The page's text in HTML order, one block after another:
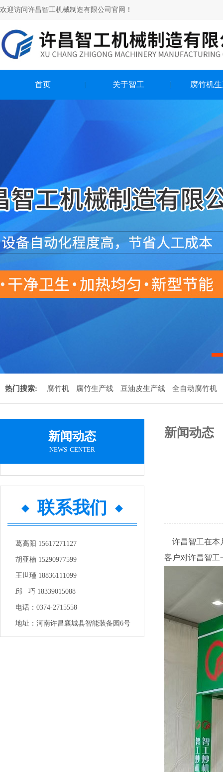
欢迎访问许昌智工机械制造有限公司官网！
首页 关于智工 腐竹机
热门搜索: 腐竹机 腐竹生产线 豆油皮生产线 全自动腐竹机
新闻动态
news center
联系我们
葛高阳 15617271127
胡亚楠 15290977599
王世瑾 18836111099
邱 巧 18339015088
电话：0374-2715558
地址：河南许昌襄城县智能装备园6号
新闻动态
许昌智工在本
客户对许昌智工